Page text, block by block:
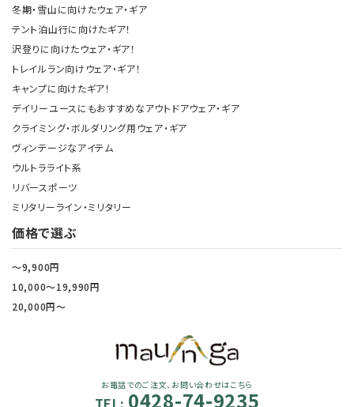
冬期・雪山に向けたウェア・ギア
テント泊山行に向けたギア！
沢登りに向けたウェア・ギア！
トレイルラン向けウェア・ギア！
キャンプに向けたギア！
デイリーユースにもおすすめなアウトドアウェア・ギア
クライミング・ボルダリング用ウェア・ギア
ヴィンテージなアイテム
ウルトラライト系
リバースポーツ
ミリタリーライン・ミリタリー
価格で選ぶ
～9,900円
10,000～19,990円
20,000円～
お電話でのご注文、お問い合わせはこちら
TEL: 0428-74-9235